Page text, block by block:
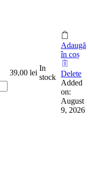
39,00 lei
In
stock
Adaugă
în coș
Delete
Added
on:
August
9, 2026